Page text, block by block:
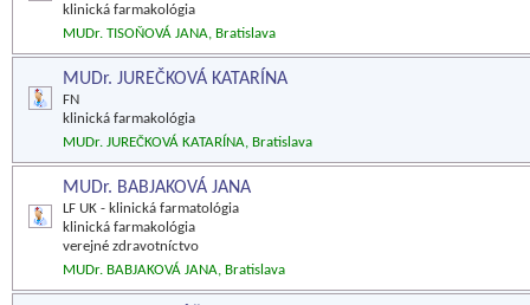
klinická farmakológia
MUDr. TISOŇOVÁ JANA, Bratislava
MUDr. JUREČKOVÁ KATARÍNA
FN
klinická farmakológia
MUDr. JUREČKOVÁ KATARÍNA, Bratislava
MUDr. BABJAKOVÁ JANA
LF UK - klinická farmatológia
klinická farmakológia
verejné zdravotníctvo
MUDr. BABJAKOVÁ JANA, Bratislava